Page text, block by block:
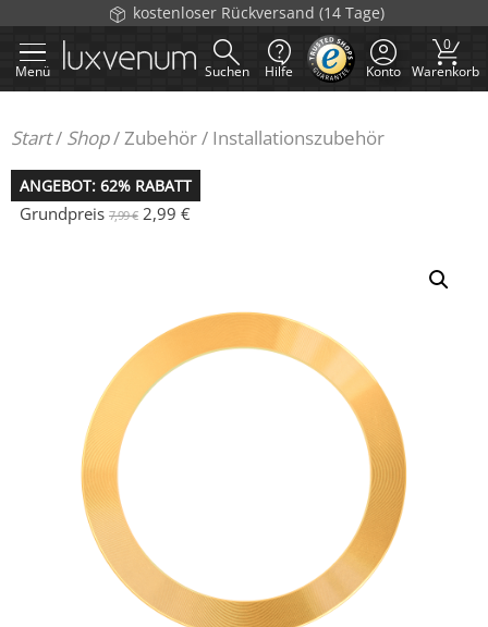
Inhalt
springen
kostenloser Rückversand (14 Tage)
Menü Suchen Hilfe Konto
0
Warenkorb
Start/ Shop/Zubehör/ Installationszubehör
ANGEBOT: 62% RABATT
Grundpreis 7,99€ 2,99 €